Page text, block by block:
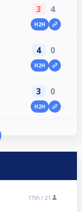
3 4
H2H
4 0
H2H
3 0
H2H
17th / 21